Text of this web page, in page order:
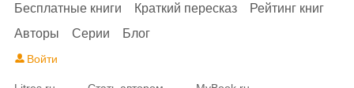
Бесплатные книги
Краткий пересказ
Рейтинг книг
Авторы
Серии Блог
Войти